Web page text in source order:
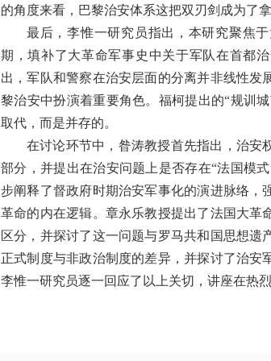
的角度来看，巴黎治安体系这把双刃剑成为了
最后，李惟一研究员指出，本研究聚焦
期，填补了大革命军事史中关于军队在首都
出，军队和警察在治安层面的分离并非线性发
黎治安中扮演着重要角色。福柯提出的“规训
取代，而是并存的。
在讨论环节中，昝涛教授首先指出，治安
部分，并提出在治安问题上是否存在“法国模
步阐释了督政府时期治安军事化的演进脉络，
革命的内在逻辑。章永乐教授提出了法国大革
区分，并探讨了这一问题与罗马共和国思想遗
正式制度与非政治制度的差异，并探讨了治安
李惟一研究员逐一回应了以上关切，讲座在热